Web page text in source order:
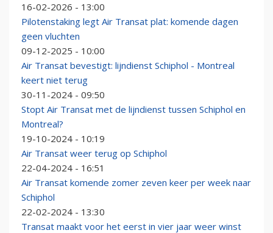
16-02-2026 - 13:00
Pilotenstaking legt Air Transat plat: komende dagen
geen vluchten
09-12-2025 - 10:00
Air Transat bevestigt: lijndienst Schiphol - Montreal
keert niet terug
30-11-2024 - 09:50
Stopt Air Transat met de lijndienst tussen Schiphol en
Montreal?
19-10-2024 - 10:19
Air Transat weer terug op Schiphol
22-04-2024 - 16:51
Air Transat komende zomer zeven keer per week naar
Schiphol
22-02-2024 - 13:30
Transat maakt voor het eerst in vier jaar weer winst